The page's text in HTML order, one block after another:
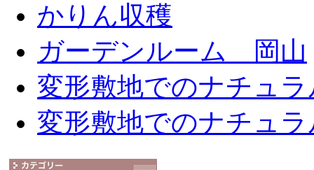
かりん収穫
ガーデンルーム 岡山
変形敷地でのナチュ
変形敷地でのナチュ